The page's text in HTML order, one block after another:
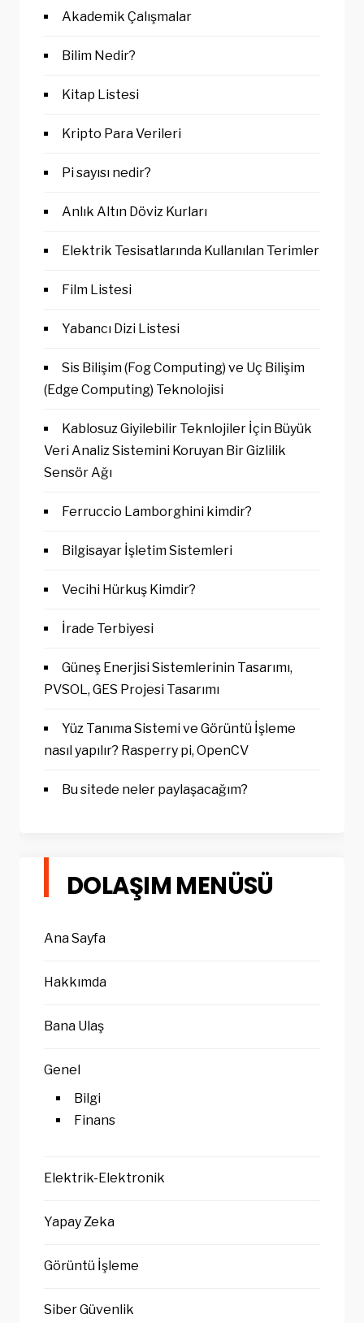
Akademik Çalışmalar
Bilim Nedir?
Kitap Listesi
Kripto Para Verileri
Pi sayısı nedir?
Anlık Altın Döviz Kurları
Elektrik Tesisatlarında Kullanılan Terimler
Film Listesi
Yabancı Dizi Listesi
Sis Bilişim (Fog Computing) ve Uç Bilişim
(Edge Computing) Teknolojisi
Kablosuz Giyilebilir Teknlojiler İçin Büyük
Veri Analiz Sistemini Koruyan Bir Gizlilik
Sensör Ağı
Ferruccio Lamborghini kimdir?
Bilgisayar İşletim Sistemleri
Vecihi Hürkuş Kimdir?
İrade Terbiyesi
Güneş Enerjisi Sistemlerinin Tasarımı,
PVSOL, GES Projesi Tasarımı
Yüz Tanıma Sistemi ve Görüntü İşleme
nasıl yapılır? Rasperry pi, OpenCV
Bu sitede neler paylaşacağım?
DOLAŞIM MENÜSÜ
Ana Sayfa
Hakkımda
Bana Ulaş
Genel
Bilgi
Finans
Elektrik-Elektronik
Yapay Zeka
Görüntü İşleme
Siber Güvenlik